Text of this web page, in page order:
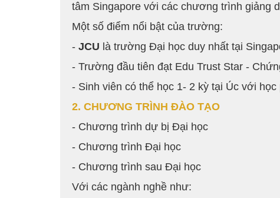
tâm Singapore với các chương trình giảng
Một số điểm nổi bật của trường:
- JCU là trường Đại học duy nhất tại
- Trường đầu tiên đạt Edu Trust Star -
- Sinh viên có thể học 1- 2 kỳ tại Úc với
2. CHƯƠNG TRÌNH ĐÀO TẠO
- Chương trình dự bị Đại học
- Chương trình Đại học
- Chương trình sau Đại học
Với các ngành nghề như: